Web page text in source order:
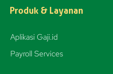
t
g
r
a
Produk & Layanan
Aplikasi Gaji.id
Payroll Services